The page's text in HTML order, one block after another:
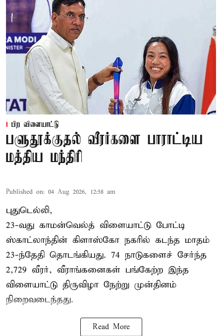
பிற விளையாட்டு
பளுதூக்குதல் வீரர்களை பாராட்டிய
மத்திய மந்திரி
Published on: 04 Aug 2026, 12:58 am
புதுடெல்லி,
23-வது காமன்வெல்த் விளையாட்டு போட்டி
ஸ்காட்லாந்தின் கிளாஸ்கோ நகரில் கடந்த மாதம்
23-ந்தேதி தொடங்கியது. 74 நாடுகளைச் சேர்ந்த
2,729 வீரர், வீராங்கனைகள் பங்கேற்ற இந்த
விளையாட்டு திருவிழா நேற்று முன்தினம்
நிறைவடைந்தது.
Read More